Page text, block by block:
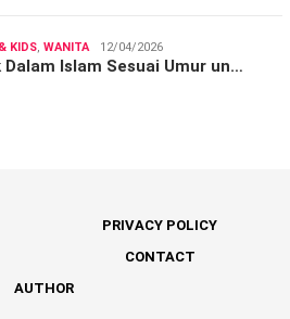
KIDS, WANITA 12/04/2026
Dalam Islam Sesuai Umur un…
PRIVACY POLICY
CONTACT
AUTHOR